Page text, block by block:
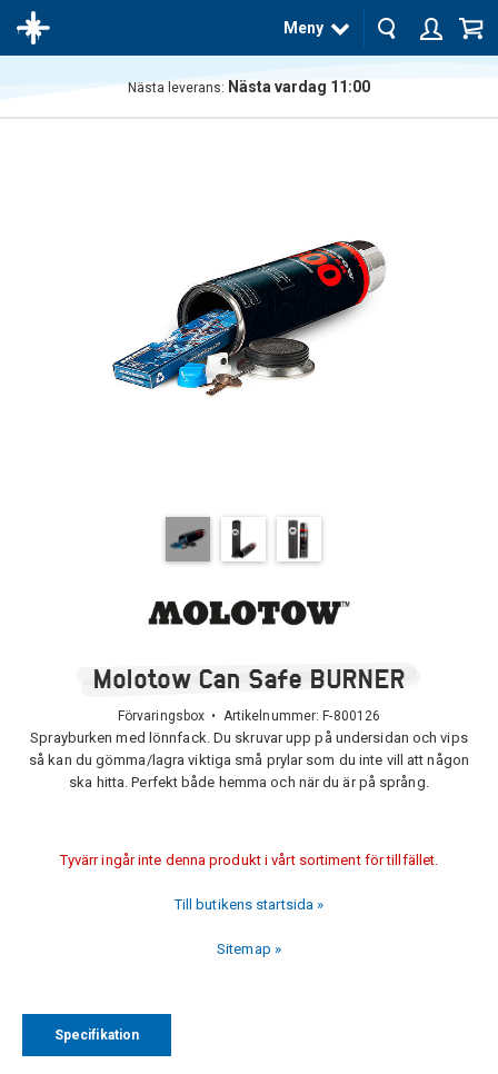
Meny
Nästa leverans: Nästa vardag 11:00
Molotow Can Safe BURNER
Förvaringsbox • Artikelnummer: F-800126
Sprayburken med lönnfack. Du skruvar upp på undersidan och vips
så kan du gömma/lagra viktiga små prylar som du inte vill att någon
ska hitta. Perfekt både hemma och när du är på språng.
Tyvärr ingår inte denna produkt i vårt sortiment för tillfället.
Till butikens startsida »
Sitemap »
Specifikation